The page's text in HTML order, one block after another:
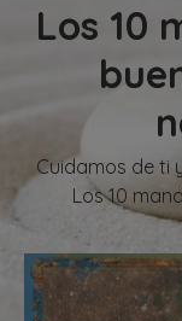
Los 10
Cuidamos de ti
Los 10